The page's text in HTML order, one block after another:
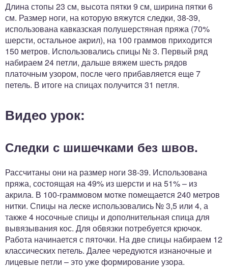
Длина стопы 23 см, высота пятки 9 см, ширина пятки 6
см. Размер ноги, на которую вяжутся следки, 38-39,
использована кавказская полушерстяная пряжа (70%
шерсти, остальное акрил), на 100 граммов приходится
150 метров. Использовались спицы № 3. Первый ряд
набираем 24 петли, дальше вяжем шесть рядов
платочным узором, после чего прибавляется еще 7
петель. В итоге на спицах получится 31 петля.
Видео урок:
Следки с шишечками без швов.
Рассчитаны они на размер ноги 38-39. Использована
пряжа, состоящая на 49% из шерсти и на 51% – из
акрила. В 100-граммовом мотке помещается 240 метров
нитки. Спицы на леске использовались № 3,5 или 4, а
также 4 носочные спицы и дополнительная спица для
вывязывания кос. Для обвязки потребуется крючок.
Работа начинается с пяточки. На две спицы набираем 12
классических петель. Далее чередуются изнаночные и
лицевые петли – это уже формирование узора.